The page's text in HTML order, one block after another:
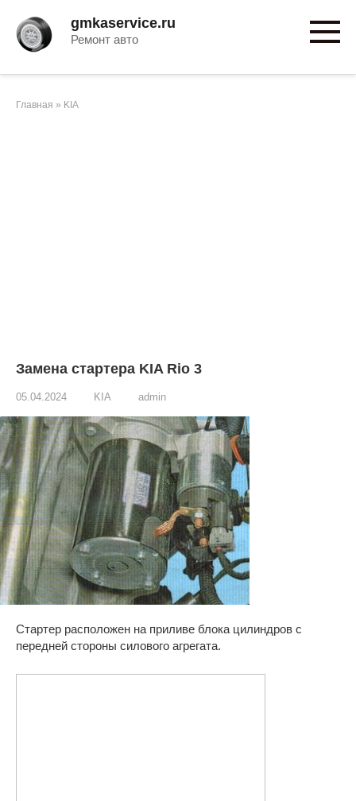
контенту
gmkaservice.ru
Ремонт авто
Главная » KIA
Замена стартера KIA Rio 3
05.04.2024 KIA admin
Стартер расположен на приливе блока цилиндров с
передней стороны силового агрегата.